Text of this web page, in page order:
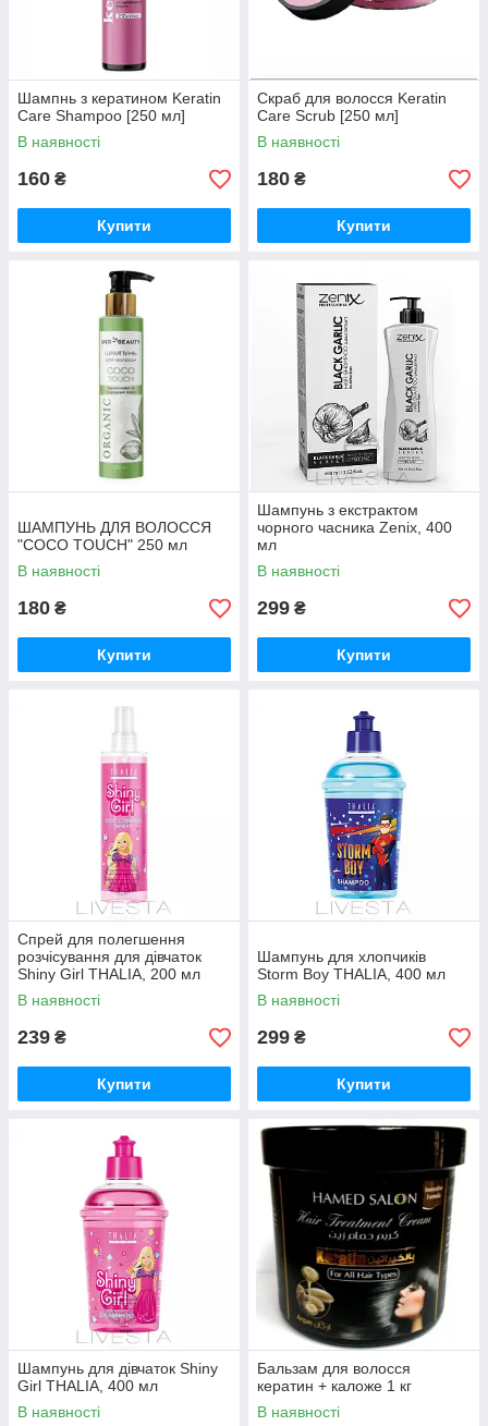
Шампнь з кератином Keratin
Care Shampoo [250 мл]
В наявності
160 ₴
Купити
Скраб для волосся Keratin
Care Scrub [250 мл]
В наявності
180 ₴
Купити
ШАМПУНЬ ДЛЯ ВОЛОССЯ
"COCO TOUCH" 250 мл
В наявності
180 ₴
Купити
Шампунь з екстрактом
чорного часника Zenix, 400
мл
В наявності
299 ₴
Купити
Спрей для полегшення
розчісування для дівчаток
Shiny Girl THALIA, 200 мл
В наявності
239 ₴
Купити
Шампунь для хлопчиків
Storm Boy THALIA, 400 мл
В наявності
299 ₴
Купити
Шампунь для дівчаток Shiny
Girl THALIA, 400 мл
В наявності
Бальзам для волосся
кератин + каложе 1 кг
В наявності